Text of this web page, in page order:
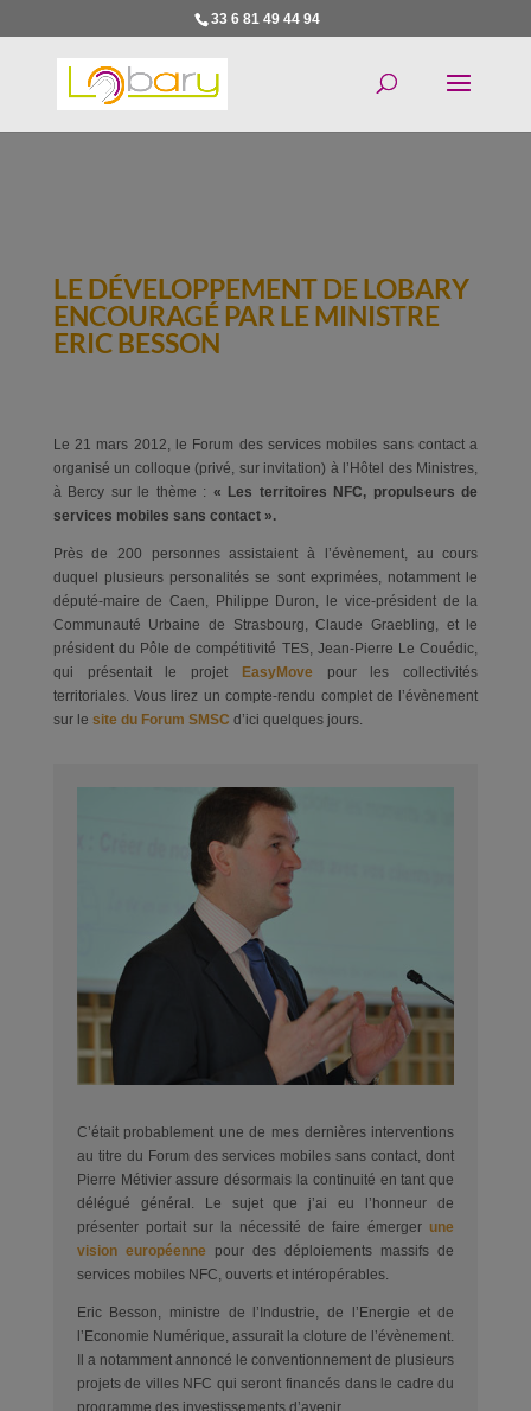
33 6 81 49 44 94
LE DÉVELOPPEMENT DE LOBARY
ENCOURAGÉ PAR LE MINISTRE
ERIC BESSON
Le 21 mars 2012, le Forum des services mobiles sans contact a
organisé un colloque (privé, sur invitation) à l’Hôtel des Ministres,
à Bercy sur le thème : « Les territoires NFC, propulseurs de
services mobiles sans contact ».
Près de 200 personnes assistaient à l’évènement, au cours
duquel plusieurs personalités se sont exprimées, notamment le
député-maire de Caen, Philippe Duron, le vice-président de la
Communauté Urbaine de Strasbourg, Claude Graebling, et le
président du Pôle de compétitivité TES, Jean-Pierre Le Couédic,
qui présentait le projet
EasyMove pour les collectivités
territoriales. Vous lirez un compte-rendu complet de l’évènement
sur le site du Forum SMSC d’ici quelques jours.
C’était probablement une de mes dernières interventions
au titre du Forum des services mobiles sans contact, dont
Pierre Métivier assure désormais la continuité en tant que
délégué général. Le sujet que j’ai eu l’honneur de
présenter portait sur la nécessité de faire émergerune
vision européenne pour des déploiements massifs de
services mobiles NFC, ouverts et intéropérables.
Eric Besson, ministre de l’Industrie, de l’Energie et de
l’Economie Numérique, assurait la cloture de l’évènement.
Il a notamment annoncé le conventionnement de plusieurs
projets de villes NFC qui seront financés dans le cadre du
programme des investissements d’avenir.